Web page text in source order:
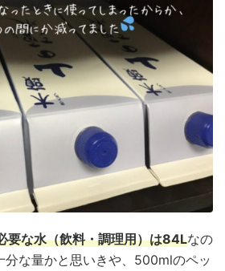
要な水（飲料・調理用）は84Lなの
分な量かと思いきや、500mlのペッ